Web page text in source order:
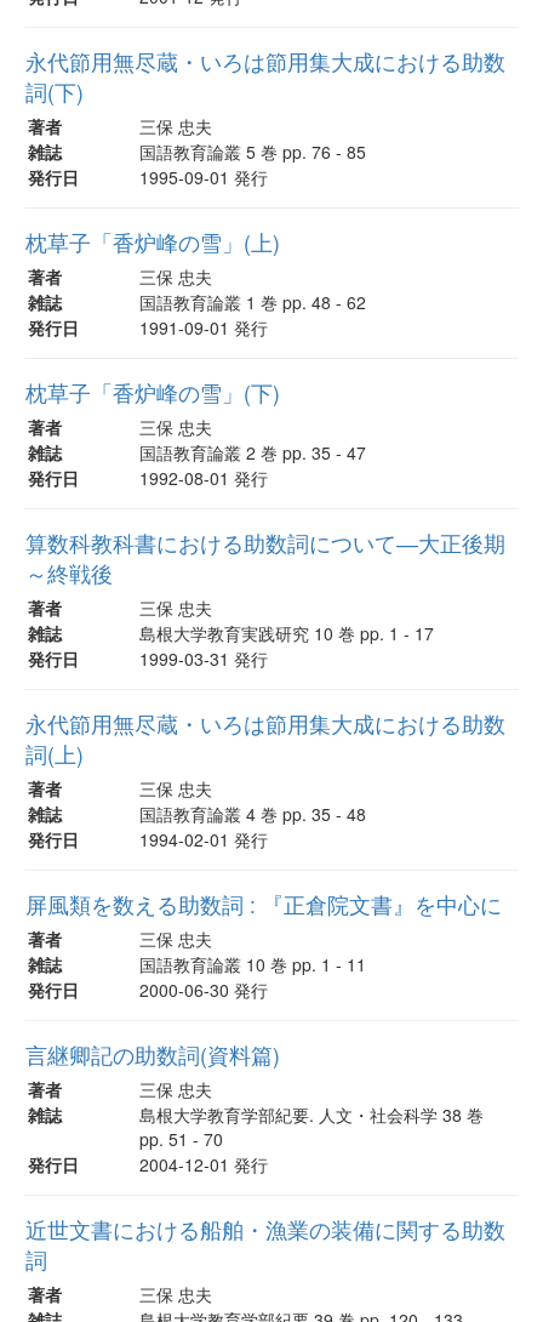
永代節用無尽蔵・いろは節用集大成における助数
詞(下)
著者
三保 忠夫
雑誌
国語教育論叢 5 巻 pp. 76 - 85
発行日
1995-09-01 発行
枕草子「香炉峰の雪」(上)
著者
三保 忠夫
雑誌
国語教育論叢 1 巻 pp. 48 - 62
発行日
1991-09-01 発行
枕草子「香炉峰の雪」(下)
著者
三保 忠夫
雑誌
国語教育論叢 2 巻 pp. 35 - 47
発行日
1992-08-01 発行
算数科教科書における助数詞について―大正後期
～終戦後
著者
三保 忠夫
雑誌
島根大学教育実践研究 10 巻 pp. 1 - 17
発行日
1999-03-31 発行
永代節用無尽蔵・いろは節用集大成における助数
詞(上)
著者
三保 忠夫
雑誌
国語教育論叢 4 巻 pp. 35 - 48
発行日
1994-02-01 発行
屏風類を数える助数詞 : 『正倉院文書』を中心に
著者
三保 忠夫
雑誌
国語教育論叢 10 巻 pp. 1 - 11
発行日
2000-06-30 発行
言継卿記の助数詞(資料篇)
著者
三保 忠夫
雑誌
島根大学教育学部紀要. 人文・社会科学 38 巻
pp. 51 - 70
発行日
2004-12-01 発行
近世文書における船舶・漁業の装備に関する助数
詞
著者
三保 忠夫